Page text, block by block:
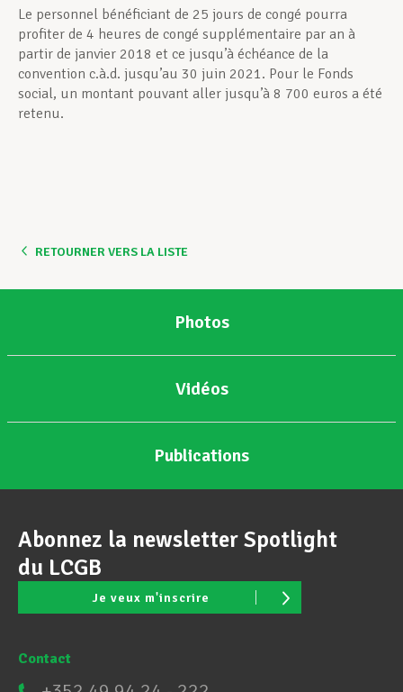
Le personnel bénéficiant de 25 jours de congé pourra
profiter de 4 heures de congé supplémentaire par an à
partir de janvier 2018 et ce jusqu’à échéance de la
convention c.à.d. jusqu’au 30 juin 2021. Pour le Fonds
social, un montant pouvant aller jusqu’à 8 700 euros a été
retenu.
RETOURNER VERS LA LISTE
Photos
Vidéos
Publications
Abonnez la newsletter Spotlight
du LCGB
Je veux m'inscrire
Contact